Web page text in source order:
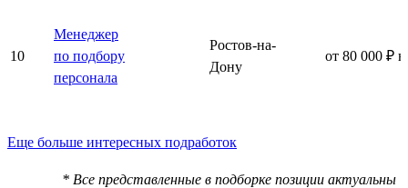
10
Менеджер
по подбору
персонала
Ростов-на-
Дону
от 80 000 ₽
Еще больше интересных подработок
* Все представленные в подборке позиции актуальны